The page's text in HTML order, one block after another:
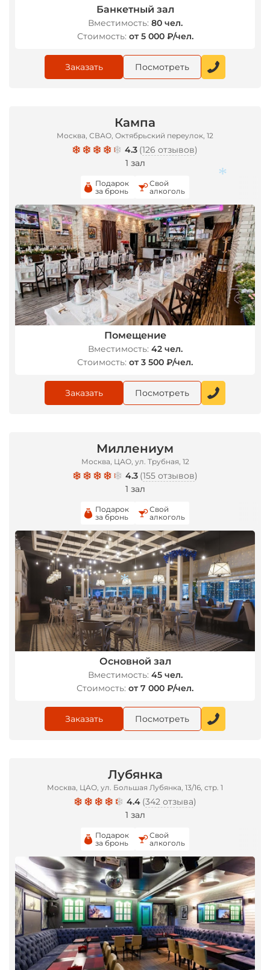
Банкетный зал
Вместимость: 80 чел.
Стоимость: от 5 000 ₽/чел.
Заказать Посмотреть
Кампа
Москва, СВАО, Октябрьский переулок, 12
4.3 (126 отзывов)
1 зал
Подарок
за бронь
Свой
алкоголь
Помещение
Вместимость: 42 чел.
Стоимость: от 3 500 ₽/чел.
Заказать Посмотреть
Миллениум
Москва, ЦАО, ул. Трубная, 12
4.3 (155 отзывов)
1 зал
Подарок
за бронь
Свой
алкоголь
Основной зал
Вместимость: 45 чел.
Стоимость: от 7 000 ₽/чел.
Заказать Посмотреть
Лубянка
Москва, ЦАО, ул. Большая Лубянка, 13/16, стр. 1
4.4 (342 отзыва)
1 зал
Подарок
за бронь
Свой
алкоголь
*
*
*
*